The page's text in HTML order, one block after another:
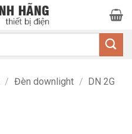
/ Đèn downlight / DN 2G